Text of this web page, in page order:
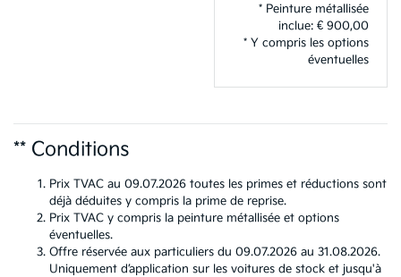
* Peinture métallisée
inclue: € 900,00
* Y compris les options
éventuelles
** Conditions
Prix TVAC au 09.07.2026 toutes les primes et réductions sont
déjà déduites y compris la prime de reprise.
Prix TVAC y compris la peinture métallisée et options
éventuelles.
Offre réservée aux particuliers du 09.07.2026 au 31.08.2026.
Uniquement d’application sur les voitures de stock et jusqu'à